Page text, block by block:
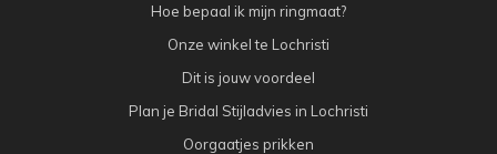
Hoe bepaal ik mijn ringmaat?
Onze winkel te Lochristi
Dit is jouw voordeel
Plan je Bridal Stijladvies in Lochristi
Oorgaatjes prikken